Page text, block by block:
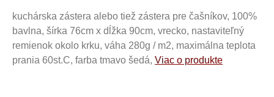
kuchárska zástera alebo tiež zástera pre čašníkov, 100%
bavlna, šírka 76cm x dĺžka 90cm, vrecko, nastaviteľný
remienok okolo krku, váha 280g / m2, maximálna teplota
prania 60st.C, farba tmavo šedá, Viac o produkte